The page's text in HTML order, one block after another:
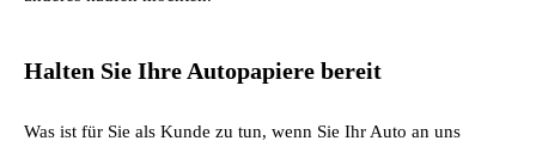
Halten Sie Ihre Autopapiere bereit
Was ist für Sie als Kunde zu tun, wenn Sie Ihr Auto an uns